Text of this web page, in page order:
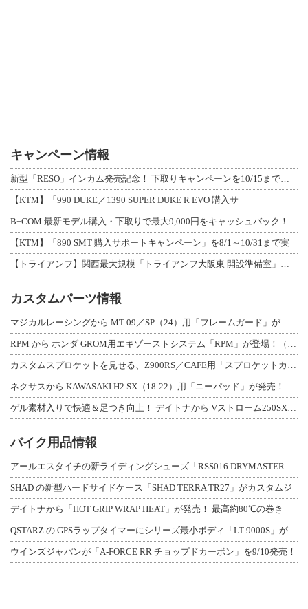
キャンペーン情報
新型「RESO」インカム発売記念！ 下取りキャンペーンを10/15まで延長して開
【KTM】「990 DUKE／1390 SUPER DUKE R EVO 購入サ
B+COM 最新モデル購入・下取りで最大9,000円をキャッシュバック！「B+F
【KTM】「890 SMT 購入サポートキャンペーン」を8/1～10/31まで実
【トライアンフ】関西最大規模「トライアンフ大阪東 開設準備室」がオープン！ 限定
カスタムパーツ情報
マジカルレーシングから MT-09／SP（24）用「フレームガード」が登場！
RPM から ホンダ GROM用エキゾーストシステム「RPM」が登場！（動画あり
カスタムスプロケットを見せる、Z900RS／CAFE用「スプロケットカバーフルキ
ネクサスから KAWASAKI H2 SX（18-22）用「ニーパッド」が発売！
ゲル素材入りで快適＆足つき向上！ デイトナから Vストローム250SX用「快適ロ
バイク用品情報
アールエスタイチの新ライディングシューズ「RSS016 DRYMASTER スト
SHAD の新型ハードサイドケース「SHAD TERRA TR27」がカスタムジ
デイトナから「HOT GRIP WRAP HEAT」が発売！ 最高約80℃の巻き
QSTARZ の GPSラップタイマーにシリーズ最小ボディ「LT-9000S」が
ウインズジャパンが「A-FORCE RR チョップドカーボン」を9/10発売！